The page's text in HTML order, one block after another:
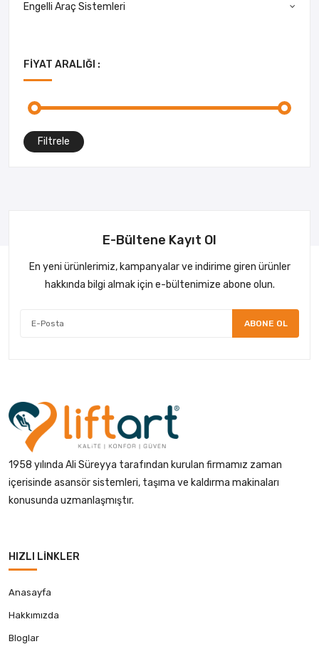
Engelli Araç Sistemleri
FIYAT ARALIĞI :
Filtrele
E-Bültene Kayıt Ol
En yeni ürünlerimiz, kampanyalar ve indirime giren ürünler
hakkında bilgi almak için e-bültenimize abone olun.
ABONE OL
1958 yılında Ali Süreyya tarafından kurulan firmamız zaman
içerisinde asansör sistemleri, taşıma ve kaldırma makinaları
konusunda uzmanlaşmıştır.
HIZLI LINKLER
Anasayfa
Hakkımızda
Bloglar